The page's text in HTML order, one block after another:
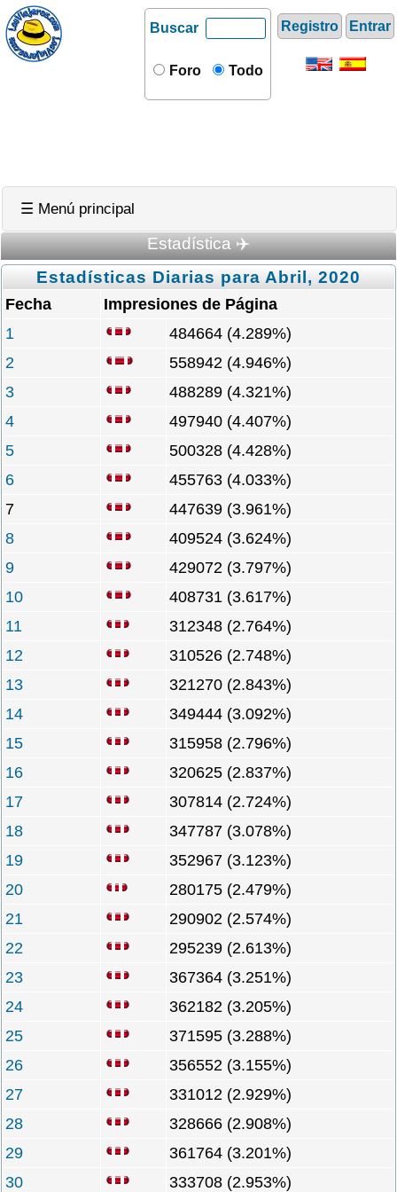
Registro Entrar
Buscar
Foro Todo
☰ Menú principal
Estadística ✈️
Estadísticas Diarias para Abril, 2020
Fecha
Impresiones de Página
1
484664 (4.289%)
2
558942 (4.946%)
3
488289 (4.321%)
4
497940 (4.407%)
5
500328 (4.428%)
6
455763 (4.033%)
7
447639 (3.961%)
8
409524 (3.624%)
9
429072 (3.797%)
10
408731 (3.617%)
11
312348 (2.764%)
12
310526 (2.748%)
13
321270 (2.843%)
14
349444 (3.092%)
15
315958 (2.796%)
16
320625 (2.837%)
17
307814 (2.724%)
18
347787 (3.078%)
19
352967 (3.123%)
20
280175 (2.479%)
21
290902 (2.574%)
22
295239 (2.613%)
23
367364 (3.251%)
24
362182 (3.205%)
25
371595 (3.288%)
26
356552 (3.155%)
27
331012 (2.929%)
28
328666 (2.908%)
29
361764 (3.201%)
30
333708 (2.953%)